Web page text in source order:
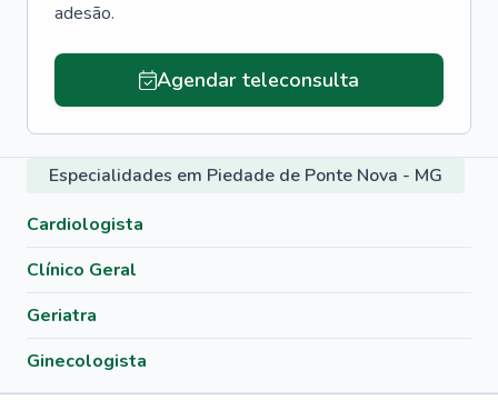
adesão.
Agendar teleconsulta
Especialidades em Piedade de Ponte Nova - MG
Cardiologista
Clínico Geral
Geriatra
Ginecologista